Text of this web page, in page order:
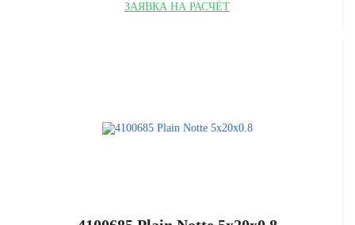
ЗАЯВКА НА РАСЧЁТ